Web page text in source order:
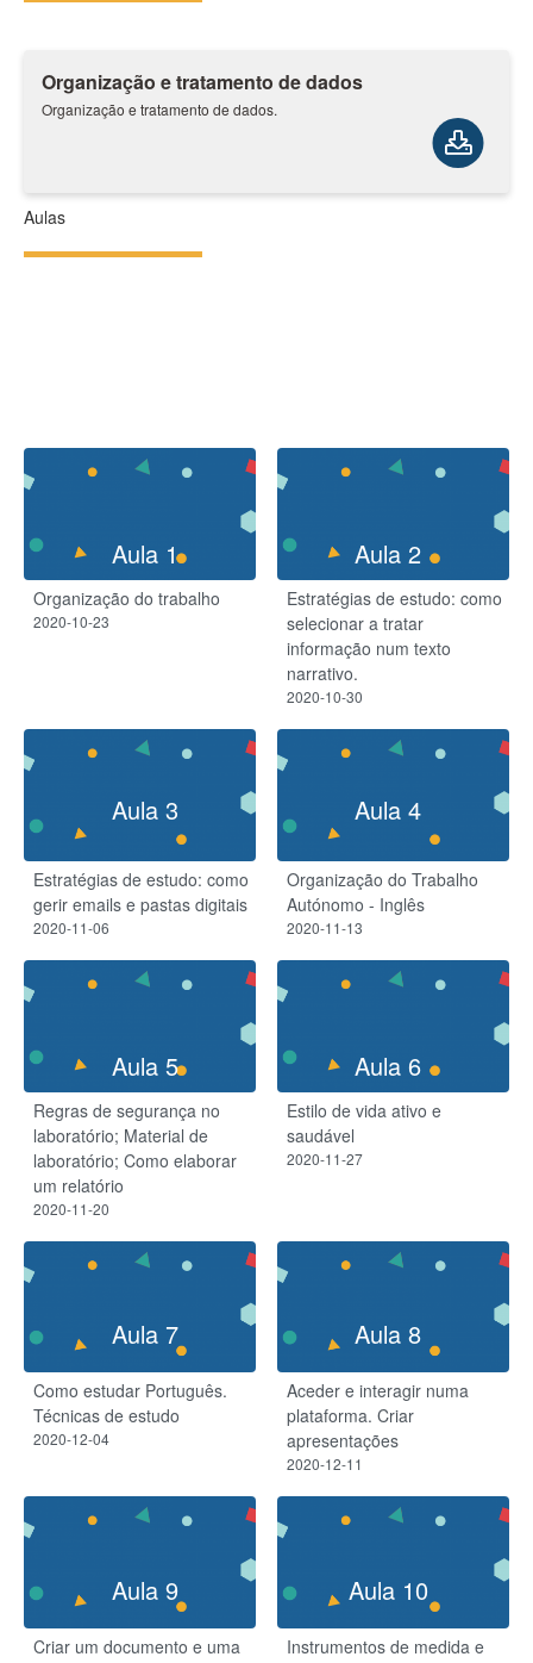
Organização e tratamento de dados​
Organização e tratamento de dados​.
Aulas
Aula 1
Organização do trabalho
2020-10-23
Aula 2
Estratégias de estudo: como
selecionar a tratar
informação num texto
narrativo.
2020-10-30
Aula 3
Estratégias de estudo: como
gerir emails e pastas digitais
2020-11-06
Aula 4
Organização do Trabalho
Autónomo - Inglês
2020-11-13
Aula 5
Regras de segurança no
laboratório;​ Material de
laboratório;​ Como elaborar
um relatório
2020-11-20
Aula 6
Estilo de vida ativo e
saudável
2020-11-27
Aula 7
Como estudar Português.
Técnicas de estudo
2020-12-04
Aula 8
Aceder e interagir numa
plataforma. Criar
apresentações
2020-12-11
Aula 9
Criar um documento e uma
Aula 10
Instrumentos de medida e